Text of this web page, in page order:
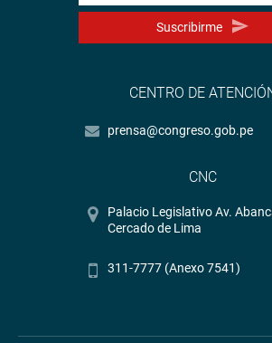
Suscribirme
CENTRO DE
prensa@congreso.gob.pe
CNC
Palacio Legislativo Av.
Cercado de Lima
311-7777 (Anexo 7541)